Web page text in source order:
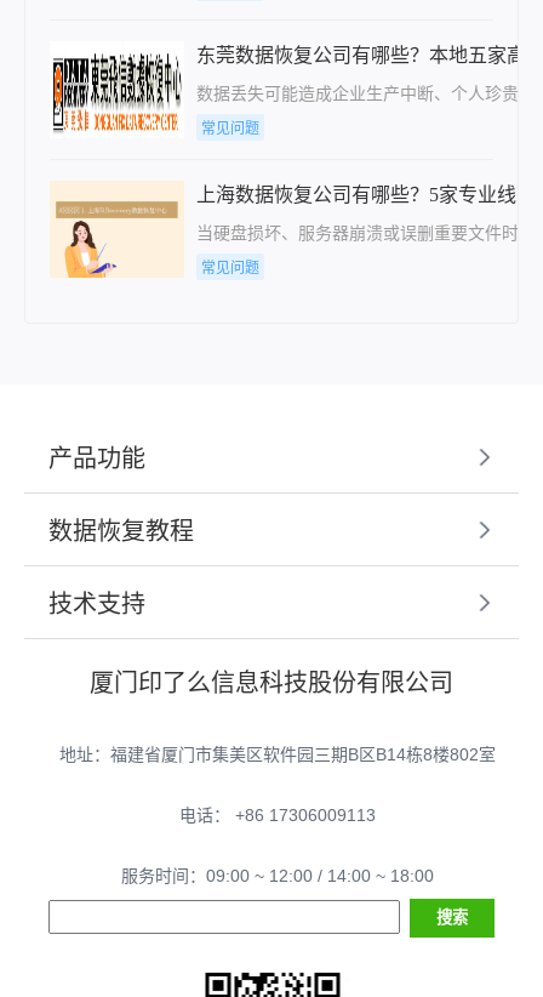
东莞数据恢复公司有哪些？本地五家高
数据丢失可能造成企业生产中断、个人珍贵
常见问题
上海数据恢复公司有哪些？5家专业线
当硬盘损坏、服务器崩溃或误删重要文件时
常见问题
产品功能
数据恢复教程
技术支持
厦门印了么信息科技股份有限公司
地址：福建省厦门市集美区软件园三期B区B14栋8楼802室
电话： +86 17306009113
服务时间：09:00 ~ 12:00 / 14:00 ~ 18:00